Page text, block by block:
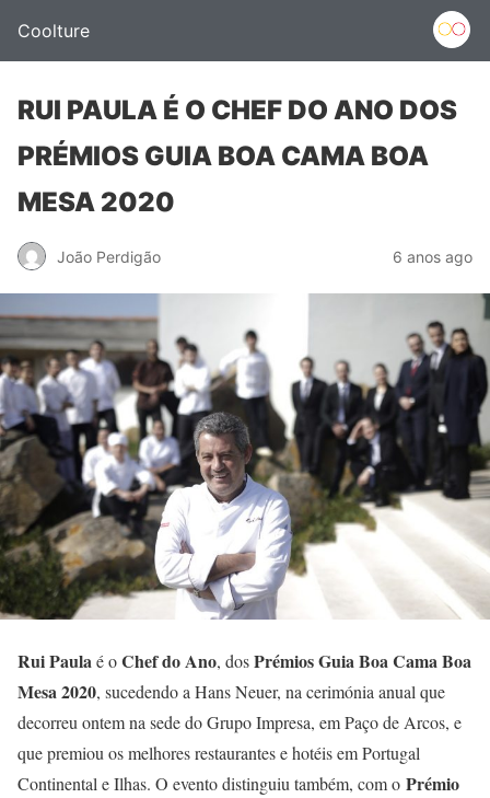
Coolture
RUI PAULA É O CHEF DO ANO DOS
PRÉMIOS GUIA BOA CAMA BOA
MESA 2020
João Perdigão 6 anos ago
Rui Paulaé oChef do Ano, dosPrémios Guia Boa Cama Boa
Mesa 2020, sucedendo a Hans Neuer, na cerimónia anual que
decorreu ontem na sede do Grupo Impresa, em Paço de Arcos, e
que premiou os melhores restaurantes e hotéis em Portugal
Continental e Ilhas. O evento distinguiu também, com o Prémio